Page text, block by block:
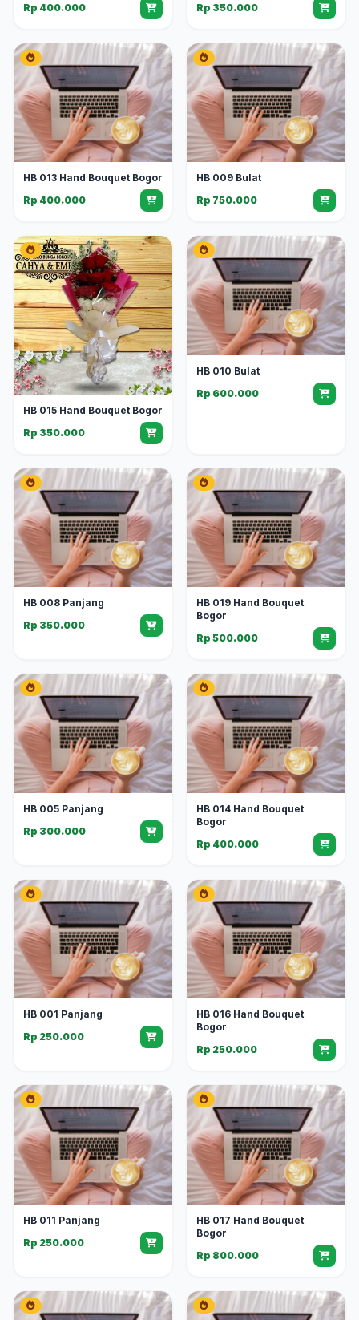
Rp 400.000
Rp 350.000
HB 013 Hand Bouquet Bogor
Rp 400.000
HB 009 Bulat
Rp 750.000
HB 015 Hand Bouquet Bogor
Rp 350.000
HB 010 Bulat
Rp 600.000
HB 008 Panjang
Rp 350.000
HB 019 Hand Bouquet
Bogor
Rp 500.000
HB 005 Panjang
Rp 300.000
HB 014 Hand Bouquet
Bogor
Rp 400.000
HB 001 Panjang
Rp 250.000
HB 016 Hand Bouquet
Bogor
Rp 250.000
HB 011 Panjang
Rp 250.000
HB 017 Hand Bouquet
Bogor
Rp 800.000